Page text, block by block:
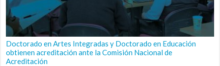
Doctorado en Artes Integradas y Doctorado en Educación
obtienen acreditación ante la Comisión Nacional de
Acreditación